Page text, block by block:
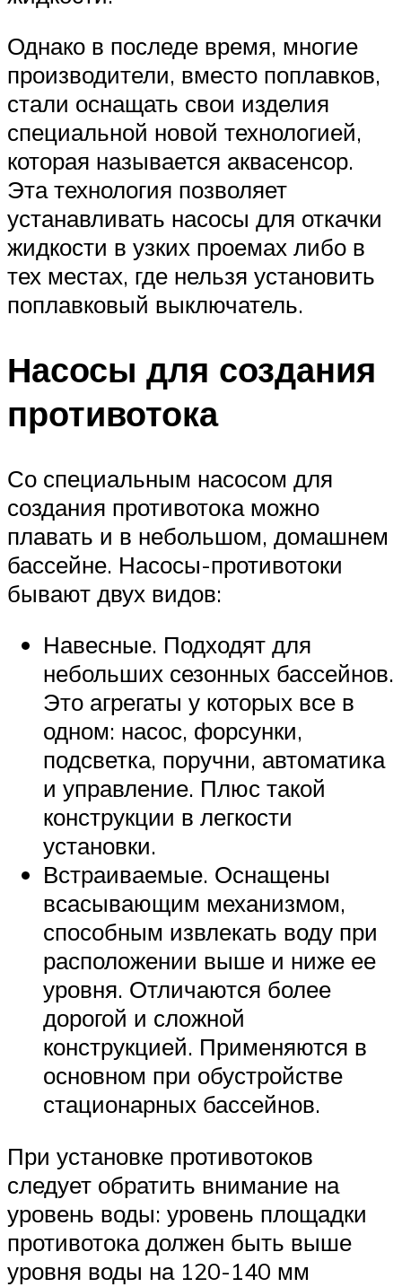
Однако в последе время, многие
производители, вместо поплавков,
стали оснащать свои изделия
специальной новой технологией,
которая называется аквасенсор.
Эта технология позволяет
устанавливать насосы для откачки
жидкости в узких проемах либо в
тех местах, где нельзя установить
поплавковый выключатель.
Насосы для создания
противотока
Со специальным насосом для
создания противотока можно
плавать и в небольшом, домашнем
бассейне. Насосы-противотоки
бывают двух видов:
Навесные. Подходят для
небольших сезонных бассейнов.
Это агрегаты у которых все в
одном: насос, форсунки,
подсветка, поручни, автоматика
и управление. Плюс такой
конструкции в легкости
установки.
Встраиваемые. Оснащены
всасывающим механизмом,
способным извлекать воду при
расположении выше и ниже ее
уровня. Отличаются более
дорогой и сложной
конструкцией. Применяются в
основном при обустройстве
стационарных бассейнов.
При установке противотоков
следует обратить внимание на
уровень воды: уровень площадки
противотока должен быть выше
уровня воды на 120-140 мм